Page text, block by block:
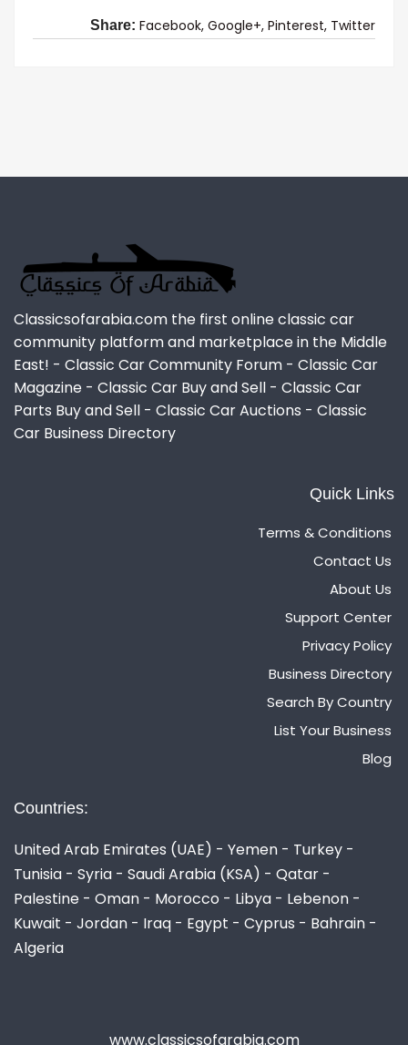
Share: Facebook, Google+, Pinterest, Twitter
Classicsofarabia.com the first online classic car
community platform and marketplace in the Middle
East! - Classic Car Community Forum - Classic Car
Magazine - Classic Car Buy and Sell - Classic Car
Parts Buy and Sell - Classic Car Auctions - Classic
Car Business Directory
Quick Links
Terms & Conditions
Contact Us
About Us
Support Center
Privacy Policy
Business Directory
Search By Country
List Your Business
Blog
Countries:
United Arab Emirates (UAE) - Yemen - Turkey -
Tunisia - Syria - Saudi Arabia (KSA) - Qatar -
Palestine - Oman - Morocco - Libya - Lebenon -
Kuwait - Jordan - Iraq - Egypt - Cyprus - Bahrain -
Algeria
www.classicsofarabia.com